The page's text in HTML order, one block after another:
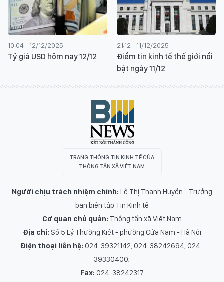
10:04 - 12/12/2025
Tỷ giá USD hôm nay 12/12
21:12 - 11/12/2025
Điểm tin kinh tế thế giới nổi
bật ngày 11/12
TRANG THÔNG TIN KINH TẾ CỦA
THÔNG TẤN XÃ VIỆT NAM
Người chịu trách nhiệm chính: Lê Thị Thanh Huyền - Trưởng
ban biên tập Tin Kinh tế
Cơ quan chủ quản: Thông tấn xã Việt Nam
Địa chỉ: Số 5 Lý Thường Kiệt - phường Cửa Nam - Hà Nội
Điện thoại liên hệ: 024-39321142, 024-38242694, 024-
39330400;
Fax: 024-38242317